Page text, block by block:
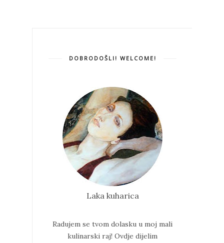
DOBRODOŠLI! WELCOME!
Laka kuharica
Radujem se tvom dolasku u moj mali
kulinarski raj! Ovdje dijelim